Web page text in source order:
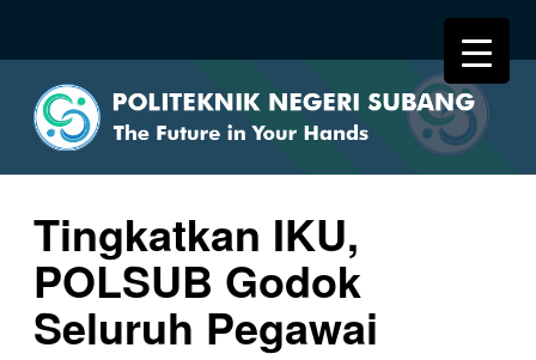
Tingkatkan IKU,
POLSUB Godok
Seluruh Pegawai